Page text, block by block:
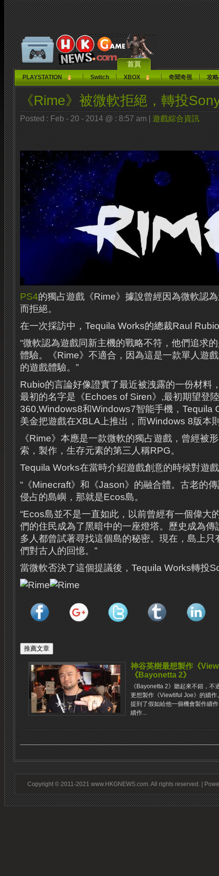
首頁
PLAYSTATION Switch XBOX 奇聞奇視 攻
《Rime》被微軟拒絕，轉投
Posted : Feb - 20 - 2014 @ : 8:57 am | 遊戲綜合資訊
PS4的獨占遊戲《Rime》據說曾經因為微軟認
而拒絕。
在一次採訪中，Tequila Works的總裁Raul
“微軟認為遊戲同新主機的戰略不符，他們追求
體驗。《Rime》不適合，因為這是一款單人遊
的遊戲體驗。”
Rubio的言論好像證實了最近被洩露的一份材料
最初的名字是《Echoes of Siren》,最初期望登
360,Windows8和Windows7智能手機，Tequila
美金把遊戲在XBLA上推出，而Windows 8版本
《Rime》本應是一款微軟的獨占遊戲，曾經被
索，製作，生存元素的第三人稱RPG。
Tequila Works在當時介紹遊戲創意的時候對遊
“《Minecraft》和《Jason》的融合體。古老的
侵占的島嶼，那就是Ecos島。
“Ecos島並不是一直如此，以前曾經有一個偉大
們的住民成為了黑暗中的一座燈塔。歷史成為傳
多人都曾試著尋找這個島的秘密。現在，島上
們對古人的回憶。”
當微軟否決了這個提議後，Tequila Works轉投
神谷英樹最想製作《
《Bayonetta 2》
《Bayonetta 2》聽起來不錯，
更想製作《Viewtiful Joe》的續
提到了假如給他一個機會製作續
續作...
Copyright © 2011-2021 www.HKGNEWS.com. All rights reserved. |